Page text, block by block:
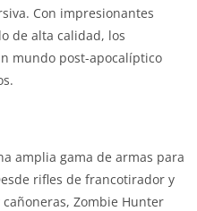
Con impresionantes
de alta calidad, los
mundo post-apocalíptico
amplia gama de armas para
rifles de francotirador y
Zombie Hunter